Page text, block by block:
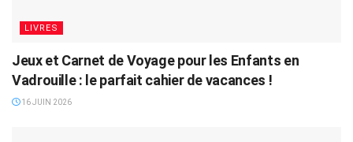
LIVRES
Jeux et Carnet de Voyage pour les Enfants en
Vadrouille : le parfait cahier de vacances !
16 JUIN 2026